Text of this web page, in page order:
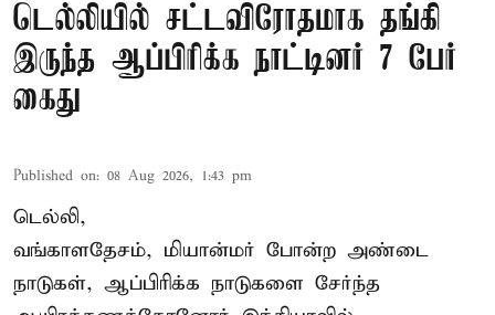
டெல்லியில் சட்டவிரோதமாக தங்கி
இருந்த ஆப்பிரிக்க நாட்டினர் 7 பேர்
கைது
Published on: 08 Aug 2026, 1:43 pm
டெல்லி,
வங்காளதேசம், மியான்மர் போன்ற அண்டை
நாடுகள், ஆப்பிரிக்க நாடுகளை சேர்ந்த